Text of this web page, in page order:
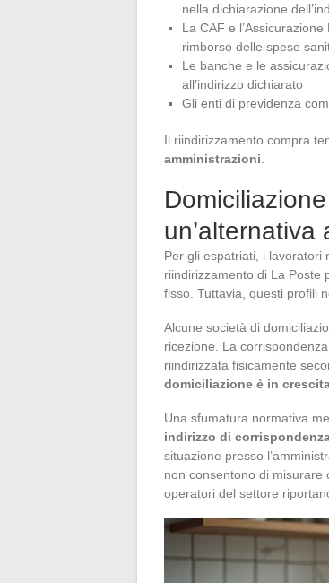
nella dichiarazione
La CAF e
rimborso delle spese
Le banche e le
all’indirizzo dichiarato
Gli enti di previdenza
Il riindirizzamento compra
amministrazioni
Per gli espatriati, i lavoratori
riindirizzamento di La Poste
fisso. Tuttavia, questi profili
Alcune società di
ricezione. La
riindirizzata fisicamente
domiciliazione è in
Una sfumatura normativa
indirizzo di
situazione presso
non consentono di misurare
operatori del settore